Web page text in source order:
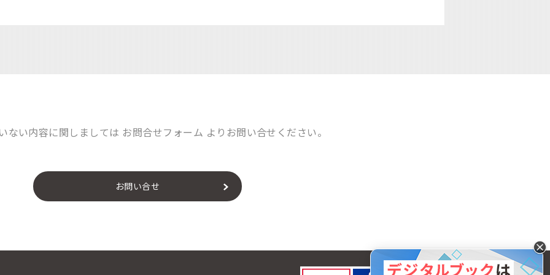
ない内容に関しましては お問合せフォーム よりお問い合せください。
お問い合せ